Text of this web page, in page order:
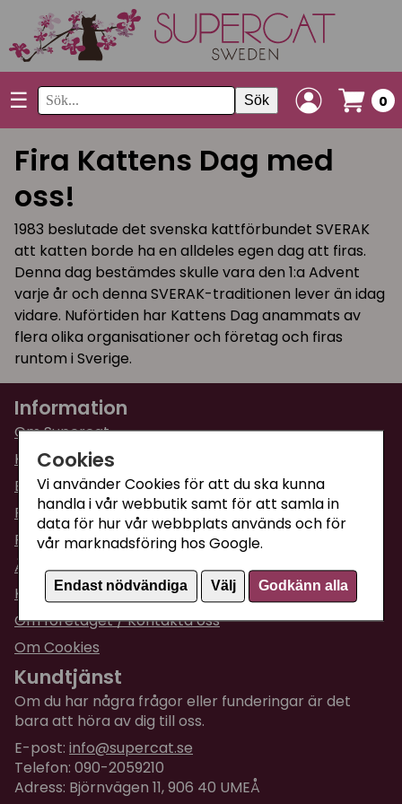
Cookies
Vi använder Cookies för att du ska kunna
handla i vår webbutik samt för att samla in
data för hur vår webbplats används och för
vår marknadsföring hos Google.
Endast nödvändiga Välj Godkänn alla
☰ Sök 0
Fira Kattens Dag med
oss!
1983 beslutade det svenska kattförbundet SVERAK
att katten borde ha en alldeles egen dag att firas.
Denna dag bestämdes skulle vara den 1:a Advent
varje år och denna SVERAK-traditionen lever än idag
vidare. Nuförtiden har Kattens Dag anammats av
flera olika organisationer och företag och firas
runtom i Sverige.
Information
Om Supercat
Kattguiden
Butiken i Umeå
Fraktpriser & leveranser
Returinformation
Ångra din order
Köpvillkor
Om företaget / Kontakta oss
Om Cookies
Kundtjänst
Om du har några frågor eller funderingar är det
bara att höra av dig till oss.
E-post: info@supercat.se
Telefon: 090-2059210
Adress: Björnvägen 11, 906 40 UMEÅ